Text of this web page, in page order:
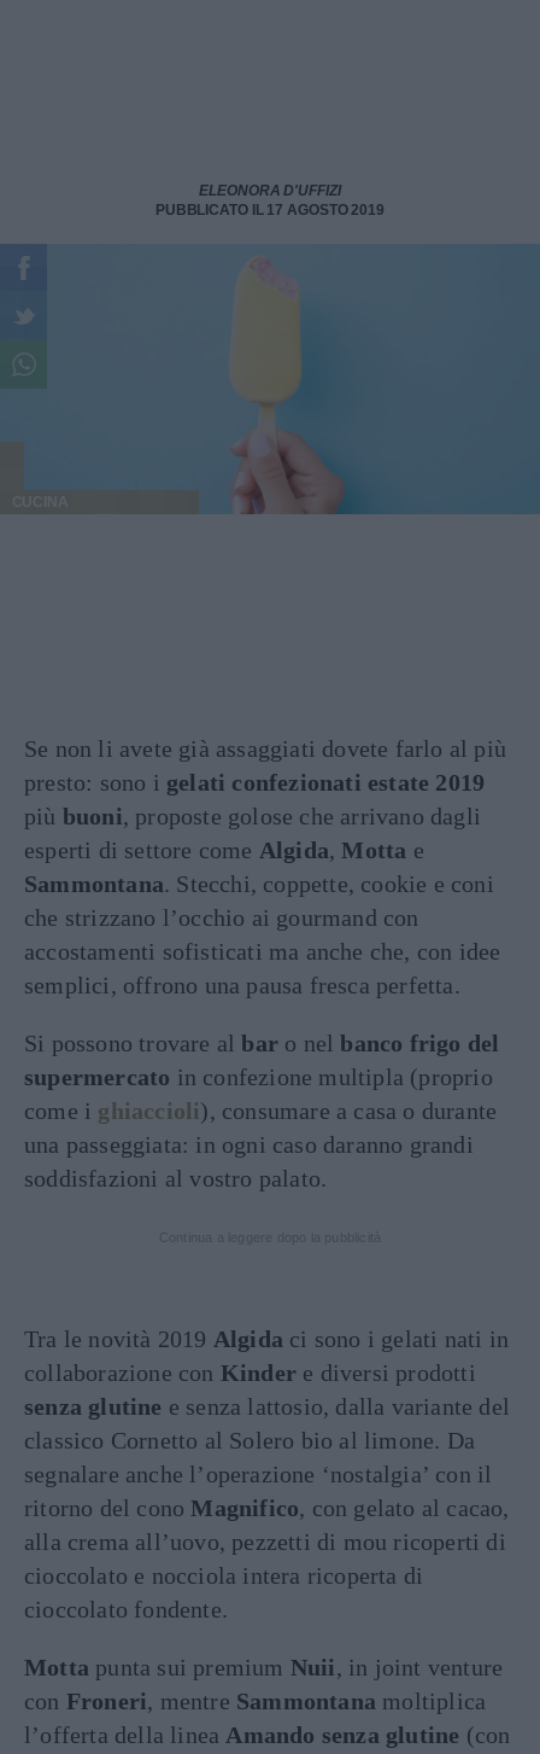
ELEONORA D'UFFIZI
PUBBLICATO IL 17 AGOSTO 2019
CUCINA
Se non li avete già assaggiati dovete farlo al più
presto: sono i gelati confezionati estate 2019
più buoni, proposte golose che arrivano dagli
esperti di settore come Algida,Motta e
Sammontana. Stecchi, coppette, cookie e coni
che strizzano l’occhio ai gourmand con
accostamenti sofisticati ma anche che, con idee
semplici, offrono una pausa fresca perfetta.
Si possono trovare albar o nelbanco frigo del
supermercato in confezione multipla (proprio
come i ghiaccioli), consumare a casa o durante
una passeggiata: in ogni caso daranno grandi
soddisfazioni al vostro palato.
Tra le novità 2019 Algida ci sono i gelati nati in
collaborazione con Kinder e diversi prodotti
senza glutine e senza lattosio, dalla variante del
classico Cornetto al Solero bio al limone. Da
segnalare anche l’operazione ‘nostalgia’ con il
ritorno del conoMagnifico, con gelato al cacao,
alla crema all’uovo, pezzetti di mou ricoperti di
cioccolato e nocciola intera ricoperta di
cioccolato fondente.
Motta punta sui premium Nuii, in joint venture
con Froneri, mentre Sammontana moltiplica
l’offerta della linea Amando senza glutine (con